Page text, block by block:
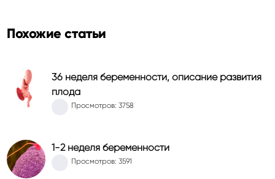
Похожие статьи
36 неделя беременности, описание развития
плода
Просмотров: 3758
1-2 неделя беременности
Просмотров: 3591